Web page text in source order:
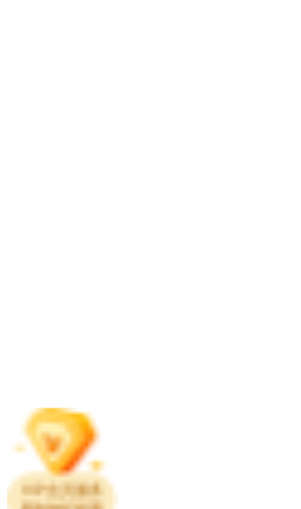
VIP会员服务